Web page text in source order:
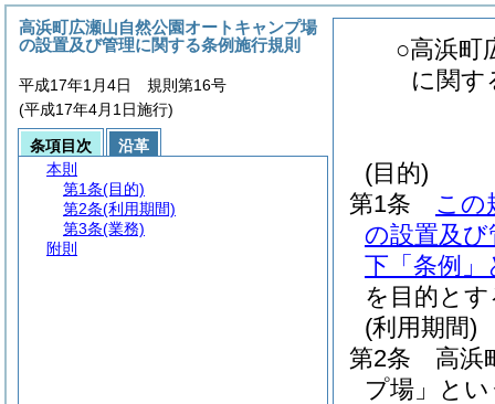
○高浜町
に関す
(目的)
第1条
この
の設置及
下「条例」
を目的と
(利用期間)
第2条
高浜
プ場」と
高浜町広瀬山自然公園オートキャンプ場
の設置及び管理に関する条例施行規則
平成17年1月4日 規則第16号
(平成17年4月1日施行)
条項目次
沿革
本則
第1条(目的)
第2条(利用期間)
第3条(業務)
附則